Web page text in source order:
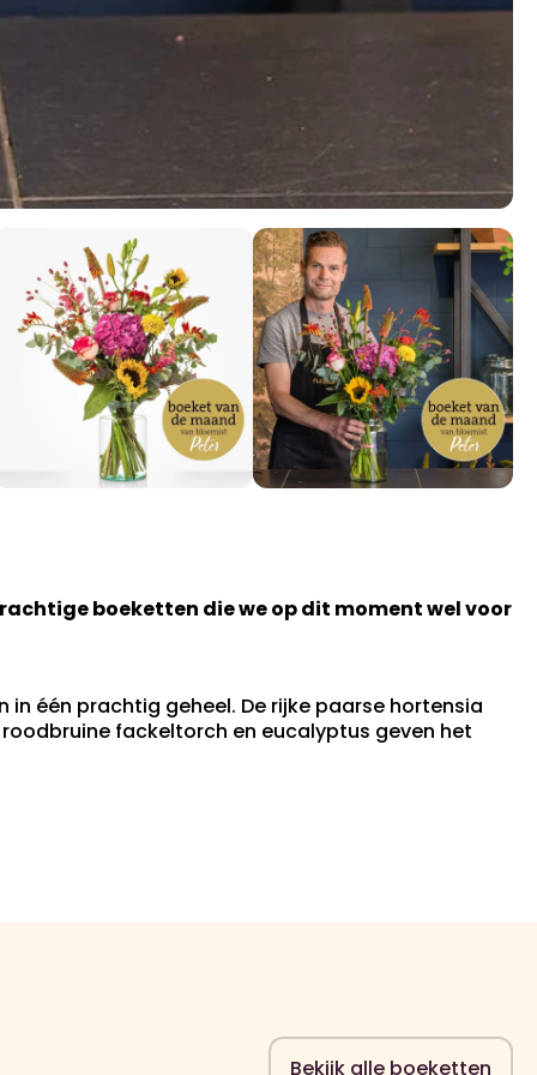
boeketten die we op dit moment wel voor
één prachtig geheel. De rijke paarse hortensia
fackeltorch en eucalyptus geven het
Bekijk alle boeketten